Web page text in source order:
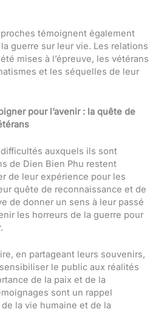
témoignent également
guerre sur leur vie. Les relations
mises à l’épreuve, les vétérans
et les séquelles de leur
pour l’avenir : la quête de
auxquels ils sont
de Dien Bien Phu restent
de leur expérience pour les
quête de reconnaissance et de
de donner un sens à leur passé
les horreurs de la guerre pour
en partageant leurs souvenirs,
le public aux réalités
de la paix et de la
sont un rappel
la vie humaine et de la